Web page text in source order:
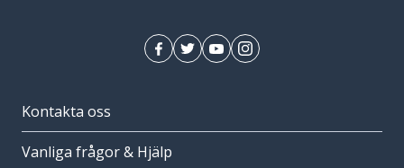
Kontakta oss
Vanliga frågor & Hjälp